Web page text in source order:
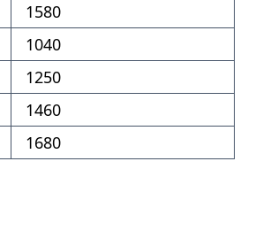
1580
1040
1250
1460
1680